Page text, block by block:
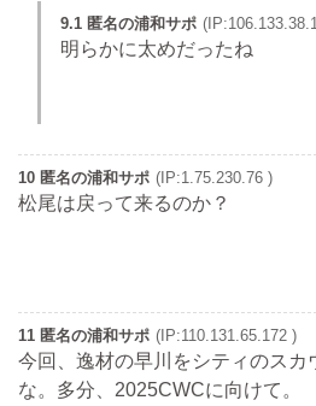
9.1 匿名の浦和サポ
明らかに太めだったね
10 匿名の浦和サポ (IP:1.75.230.76 )
松尾は戻って来るのか？
11 匿名の浦和サポ (IP:110.131.65.172 )
今回、逸材の早川をシティのスカ
な。多分、2025CWCに向けて。